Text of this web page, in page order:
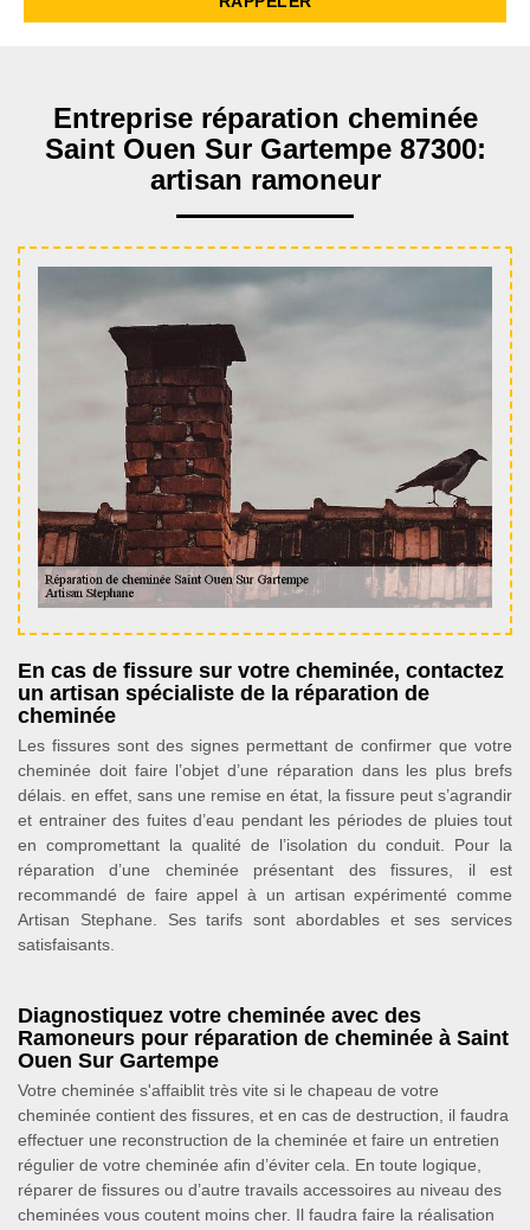
Entreprise réparation cheminée
Saint Ouen Sur Gartempe 87300:
artisan ramoneur
En cas de fissure sur votre cheminée, contactez
un artisan spécialiste de la réparation de
cheminée
Les fissures sont des signes permettant de confirmer que votre
cheminée doit faire l’objet d’une réparation dans les plus brefs
délais. en effet, sans une remise en état, la fissure peut s’agrandir
et entrainer des fuites d’eau pendant les périodes de pluies tout
en compromettant la qualité de l’isolation du conduit. Pour la
réparation d’une cheminée présentant des fissures, il est
recommandé de faire appel à un artisan expérimenté comme
Artisan Stephane. Ses tarifs sont abordables et ses services
satisfaisants.
Diagnostiquez votre cheminée avec des
Ramoneurs pour réparation de cheminée à Saint
Ouen Sur Gartempe
Votre cheminée s'affaiblit très vite si le chapeau de votre
cheminée contient des fissures, et en cas de destruction, il faudra
effectuer une reconstruction de la cheminée et faire un entretien
régulier de votre cheminée afin d’éviter cela. En toute logique,
réparer de fissures ou d’autre travails accessoires au niveau des
cheminées vous coutent moins cher. Il faudra faire la réalisation